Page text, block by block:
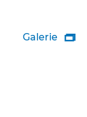
Galerie 